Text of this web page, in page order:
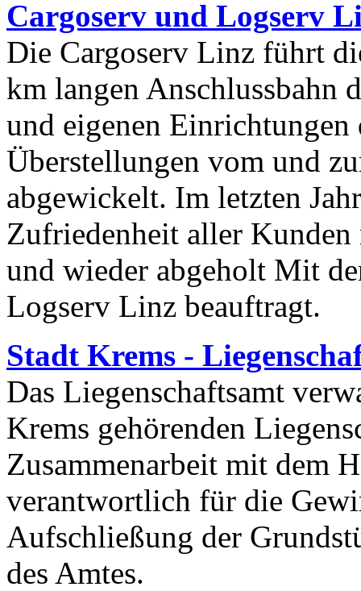
Cargoserv und Logserv
Die Cargoserv Linz führt
km langen Anschlussbahn
und eigenen Einrichtungen
Überstellungen vom und
abgewickelt. Im letzten
Zufriedenheit aller
und wieder abgeholt Mit
Logserv Linz beauftragt.
Stadt Krems -
Das Liegenschaftsamt
Krems gehörenden
Zusammenarbeit mit dem
verantwortlich für die
Aufschließung der
des Amtes.